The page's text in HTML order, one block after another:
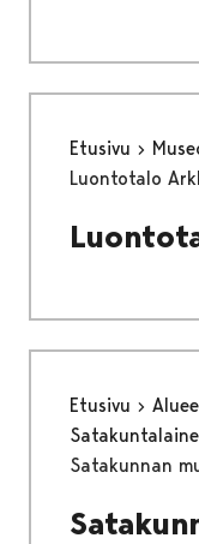
Etusivu
Luontotalo
Etusivu
Satakunnan